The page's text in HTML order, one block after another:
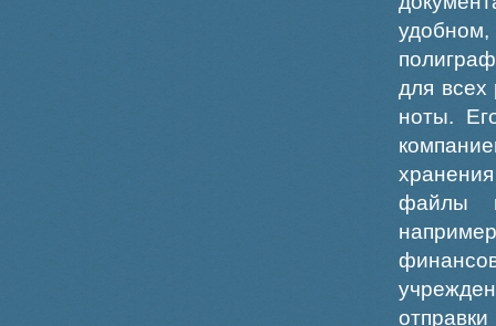
для всех
ноты.
файлы